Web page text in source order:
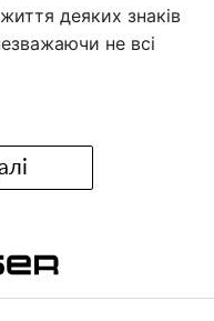
деяких знаків
не всі